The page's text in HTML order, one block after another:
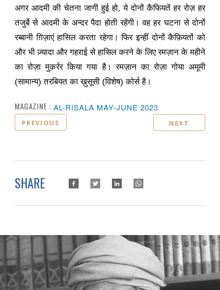
अगर आदमी की चेतना जागी हुई हो,ये दोनों कैफियतें हर रोज़ हर
तजुर्बे से आदमी के अन्दर पैदा होती रहेंगी। वह हर घटना से दोनों
रब्बानी ग़िज़ाएं हासिल करता रहेगा। फिर इन्हीं दोनों कैफ़ियतों को
और भी ज़्यादा और गहराई से हासिल करने के लिए रमज़ान के महीने
का रोज़ा मुक़र्रर किया गया है। रमज़ान का रोज़ा गोया अमूमी
(सामान्य) तरबियत का ख़ुसूसी (विशेष) कोर्स है।
MAGAZINE : AL-RISALA MAY-JUNE 2023
PREVIOUS NEXT
SHARE